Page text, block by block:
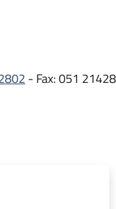
clinici nazionali
dei farmaci
con infezione da
prescrizione e
(erogati
- Fax: 051